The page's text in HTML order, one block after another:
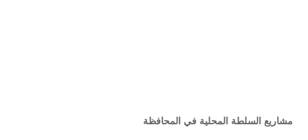
مشاريع السلطة المحلية في المحافظة